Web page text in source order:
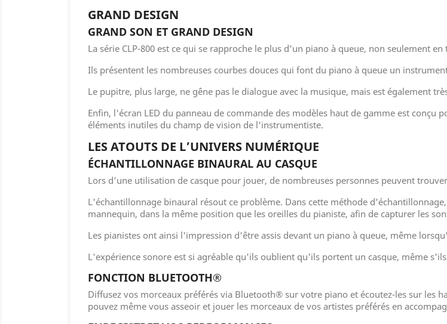
GRAND DESIGN
GRAND SON ET GRAND DESIGN
La série CLP-800 est ce qui se rapproche le plus d'un piano à queue, non seulement
Ils présentent les nombreuses courbes douces qui font du piano à queue un
Le pupitre, plus large, ne gêne pas le dialogue avec la musique, mais est également
Enfin, l'écran LED du panneau de commande des modèles haut de gamme est
éléments inutiles du champ de vision de l'instrumentiste.
LES ATOUTS DE L’UNIVERS NUMÉRIQUE
ÉCHANTILLONNAGE BINAURAL AU CASQUE
Lors d’une utilisation de casque pour jouer, de nombreuses personnes peuvent
L'échantillonnage binaural résout ce problème. Dans cette méthode
mannequin, dans la même position que les oreilles du pianiste, afin de capturer les
Les pianistes ont ainsi l'impression d'être assis devant un piano à queue, même
L'expérience sonore est si agréable qu'ils oublient qu'ils portent un casque, même
FONCTION BLUETOOTH®
Diffusez vos morceaux préférés via Bluetooth® sur votre piano et écoutez-les sur les
pouvez même vous asseoir et jouer les morceaux de vos artistes préférés en